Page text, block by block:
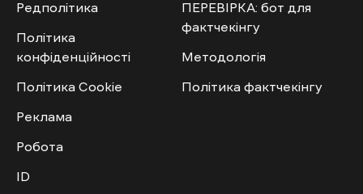
Редполітика
Політика
конфіденційності
Політика Cookie
Реклама
Робота
ID
ПЕРЕВІРКА: бот для
фактчекінгу
Методологія
Політика фактчекінгу